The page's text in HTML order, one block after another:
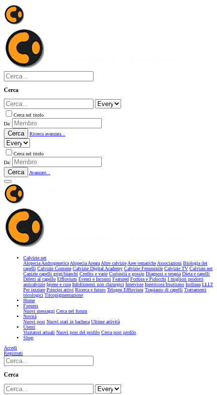
Cerca
Cerca nel titolo
Da:
Cerca Ricerca avanzata...
Cerca nel titolo
Da:
Cerca Avanzate...
Calvizie.net
Alopecia AndrogeneticaAlopecia AreataAltre calvizieAree tematicheAssociazioni Biologia dei
capelli Calvizie Comune Calvizie Digital Academy Calvizie Femminile Calvizie TV Calvizie.net
Canizie capelli grigi/bianchi Credits e varie Curiosità e gossip Diagnosi e terapia Dieta e capelli
Difetti al capello Effluvium Eventi e Incontri Featured Forfora e Pidocchi I migliori prodotti
anticalvizie Igiene e cura Infoltimenti non chirurgici Interviste Ipertricosi/Irsutismo Isolinea LLLT
Per iniziare Principi attivi Ricerca e futuro Telogen Effluvium Trapianto di capelli Trattamenti
tricologici Tricopigmentazione
Home
Forums
Nuovi messaggi Cerca nel forum
Novità
Nuovi post Nuovi stati in bacheca Ultime attività
Utenti
Visitatori attuali Nuovi post del profilo Cerca post profilo
Shop
Accedi
Registrati
Cerca